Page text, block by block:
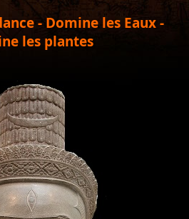
- Domine les Eaux -
les plantes